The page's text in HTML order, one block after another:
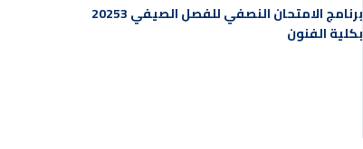
برنامج الامتحان النصفي للفصل الصيفي 20253
بكلية الفنون